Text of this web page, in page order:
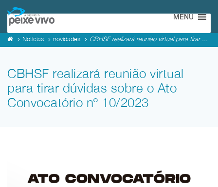
MENU
Notícias novidades CBHSF realizará reunião virtual para tirar ...
CBHSF realizará reunião virtual
para tirar dúvidas sobre o Ato
Convocatório nº 10/2023